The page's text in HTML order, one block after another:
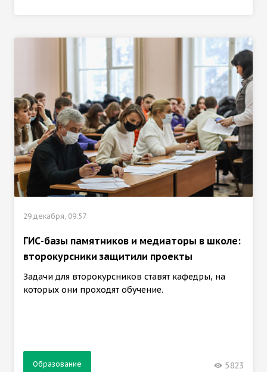
29 декабря, 09:57
ГИС-базы памятников и медиаторы в школе:
второкурсники защитили проекты
Задачи для второкурсников ставят кафедры, на
которых они проходят обучение.
Образование 5823